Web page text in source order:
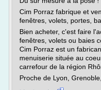
Cim Porraz fabrique et
fenêtres, volets, portes,
Bien acheter, c'est faire
fenêtres, volets ou baies
Cim Porraz est un
menuiserie située au
carrefour de la région
Proche de Lyon, Grenoble,